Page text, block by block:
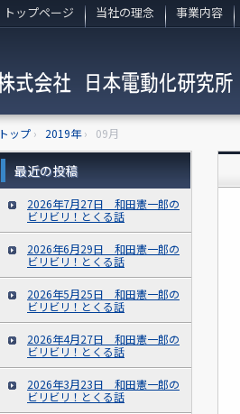
トップページ 当社の理念 事業内容
トップ › 2019年› 09月
最近の投稿
2026年7月27日 和田憲一郎の
ビリビリ！とくる話
2026年6月29日 和田憲一郎の
ビリビリ！とくる話
2026年5月25日 和田憲一郎の
ビリビリ！とくる話
2026年4月27日 和田憲一郎の
ビリビリ！とくる話
2026年3月23日 和田憲一郎の
ビリビリ！とくる話